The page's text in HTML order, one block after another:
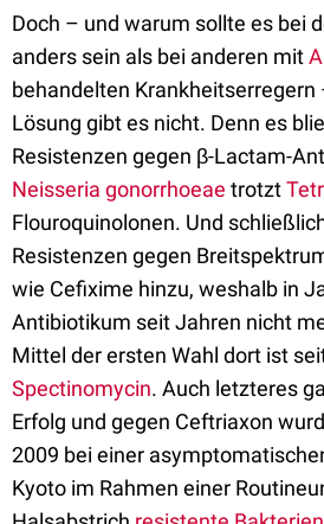
Doch – und warum sollte es bei
anders sein als bei anderen mit
behandelten Krankheitserregern
Lösung gibt es nicht. Denn es
Resistenzen gegen β-Lactam-
Neisseria gonorrhoeae trotzt
Flouroquinolonen. Und
Resistenzen gegen
wie Cefixime hinzu, weshalb in
Antibiotikum seit Jahren nicht
Mittel der ersten Wahl dort ist
Spectinomycin. Auch letzteres
Erfolg und gegen Ceftriaxon
2009 bei einer
Kyoto im Rahmen einer